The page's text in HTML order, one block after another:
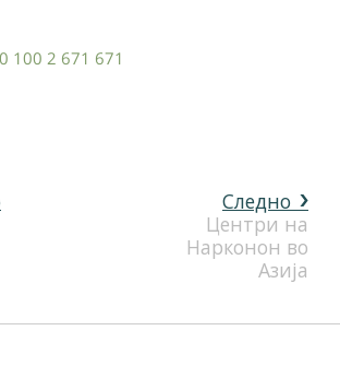
100 2 671 671
Следно
Центри на
Нарконон во
Азија